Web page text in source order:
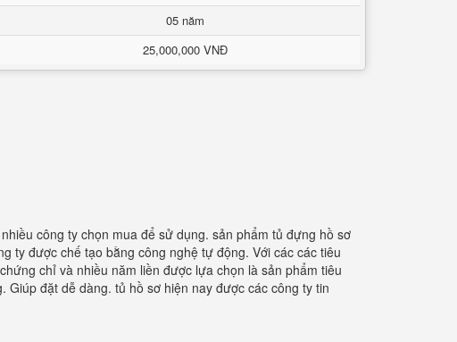
05 năm
25,000,000 VNĐ
công ty chọn mua để sử dụng. sản phẩm tủ đựng hồ sơ
ty được chế tạo bằng công nghệ tự động. Với các các tiêu
chỉ và nhiều năm liền được lựa chọn là sản phẩm tiêu
đặt dễ dàng. tủ hồ sơ hiện nay được các công ty tin